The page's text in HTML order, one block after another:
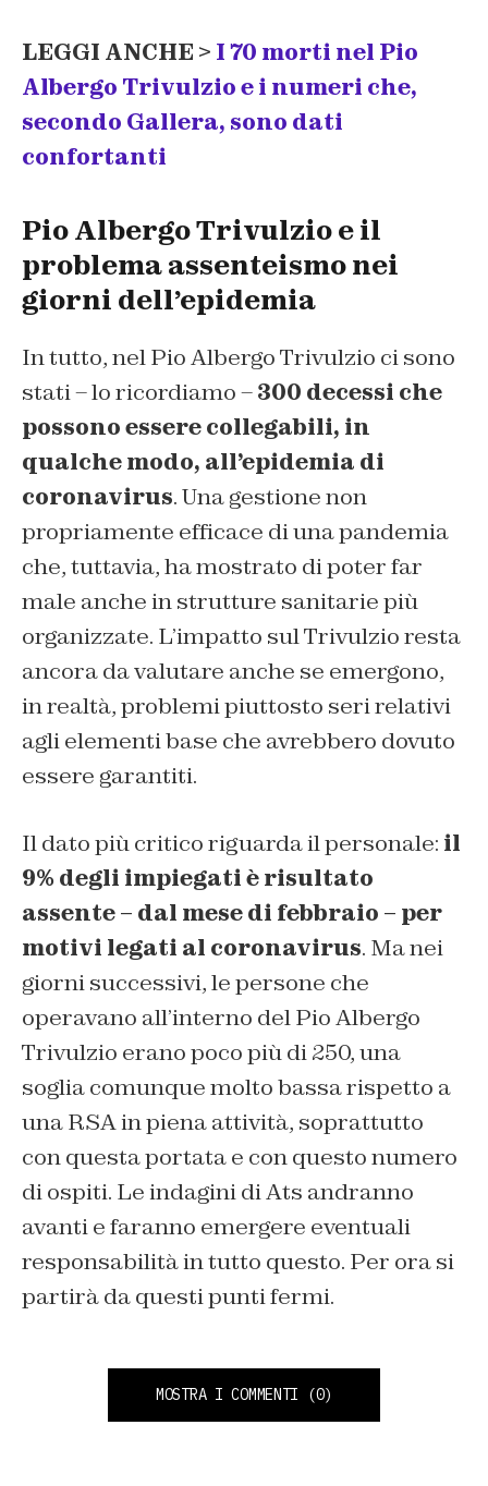
LEGGI ANCHE > I 70 morti nel Pio
Albergo Trivulzio e i numeri che,
secondo Gallera, sono dati
confortanti
Pio Albergo Trivulzio e il
problema assenteismo nei
giorni dell’epidemia
In tutto, nel Pio Albergo Trivulzio ci sono
stati – lo ricordiamo –300 decessi che
possono essere collegabili, in
qualche modo, all’epidemia di
coronavirus. Una gestione non
propriamente efficace di una pandemia
che, tuttavia, ha mostrato di poter far
male anche in strutture sanitarie più
organizzate. L’impatto sul Trivulzio resta
ancora da valutare anche se emergono,
in realtà, problemi piuttosto seri relativi
agli elementi base che avrebbero dovuto
essere garantiti.
Il dato più critico riguarda il personale: il
9% degli impiegati è risultato
assente – dal mese di febbraio – per
motivi legati al coronavirus. Ma nei
giorni successivi, le persone che
operavano all’interno del Pio Albergo
Trivulzio erano poco più di 250, una
soglia comunque molto bassa rispetto a
una RSA in piena attività, soprattutto
con questa portata e con questo numero
di ospiti. Le indagini di Ats andranno
avanti e faranno emergere eventuali
responsabilità in tutto questo. Per ora si
partirà da questi punti fermi.
MOSTRA I COMMENTI (0)